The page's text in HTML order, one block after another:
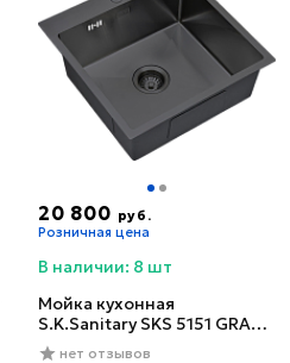
20 800 руб.
Розничная цена
В наличии: 8 шт
Мойка кухонная
S.K.Sanitary SKS 5151 GRAFIT
с сифоном
нет отзывов